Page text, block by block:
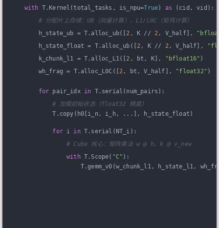
with T.Kernel(total_tasks, is_npu=True) as (cid, vid):
# 分配片上存储：UB（向量计算）、L1/L0C（矩阵计算）
h_state_ub = T.alloc_ub([2 , K // 2 , V_half],
h_state_float = T.alloc_ub([2 , K // 2 , V_half],
k_chunk_l1 = T.alloc_L1([2 , bt, K], "bfloat16" )
wh_frag = T.alloc_L0C([2 , bt, V_half], "float32" )
for pair_idx in T.serial(num_pairs):
# 加载初始状态（float32 精度）
T.copy(h0[i_n, i_h, ...], h_state_float)
for i in T.serial(NT_i):
# Cube 核心：矩阵乘法 w @ h、k @ v_new
with T.Scope( "C" ):
T.gemm_v0(w_chunk_l1, h_state_l1,